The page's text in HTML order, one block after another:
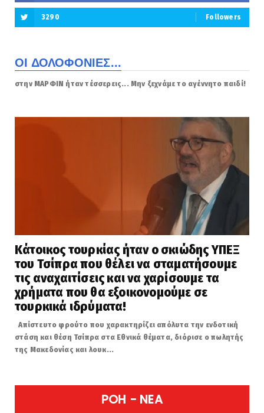
3290 Followers
ΟΙ ΔΟΛΟΦΟΝΙΕΣ...
στην ΜΑΡΦΙΝ ήταν τέσσερεις... Μην ξεχνάμε το αγέννητο παιδί!
Κάτοικος τουρκίας ήταν ο σκιώδης ΥΠΕΞ
του Τσίπρα που θέλει να σταματήσουμε
τις αναχαιτίσεις και να χαρίσουμε τα
χρήματα που θα εξοικονομούμε σε
τουρκικά ιδρύματα!
Απίστευτο φρούτο που χαρακτηρίζει απόλυτα την ενδοτική
στάση και θέση Τσίπρα στα Εθνικά θέματα, διόρισε ο πωλητής
της Μακεδονίας και λουκ...
POH - NEA